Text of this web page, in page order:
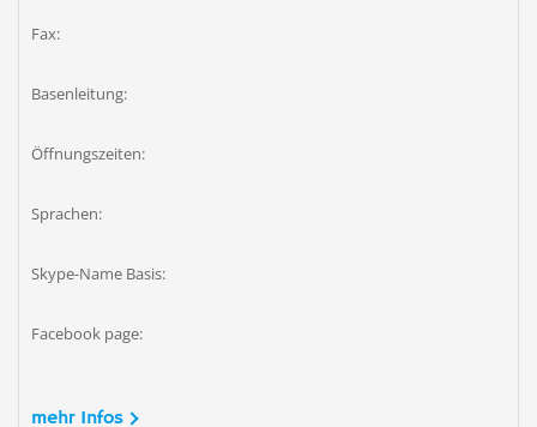
Fax:
Basenleitung:
Öffnungszeiten:
Sprachen:
Skype-Name Basis:
Facebook page:
mehr Infos